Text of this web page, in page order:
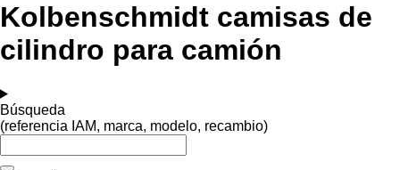
Kolbenschmidt camisas de
cilindro para camión
Búsqueda
(referencia IAM, marca, modelo, recambio)